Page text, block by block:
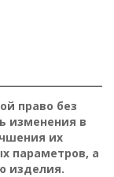
право без
изменения в
их
параметров, а
изделия.